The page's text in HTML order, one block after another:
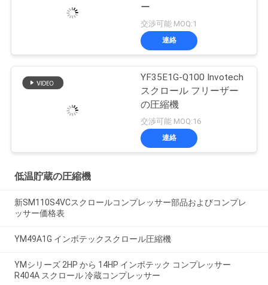
ー
交渉可能 MOQ:1
連絡
YF35E1G-Q100 Invotech
スクロール フリーザー
の圧縮機
交渉可能 MOQ:16
連絡
低温貯蔵の圧縮機
新SM110S4VCスクロールコンプレッサー部品およびコンプレ
ッサー価格表
YM49A1G インボテックスクロール圧縮機
YMシリーズ 2HP から 14HP インボテック コンプレッサー
R404A スクロール 冷蔵コンプレッサー